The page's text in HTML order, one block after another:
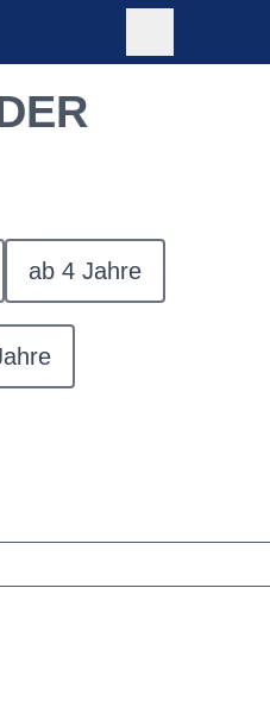
ab 4 Jahre